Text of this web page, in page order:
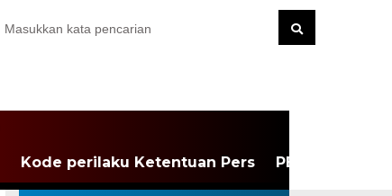
Kode perilaku Ketentuan Pers PEDOMAN
KATEGORI